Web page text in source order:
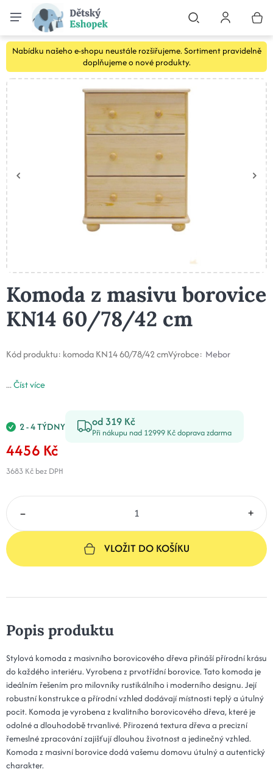
Nabídku našeho e-shopu neustále rozšiřujeme. Sortiment pravidelně
doplňujeme o nové produkty.
Komoda z masivu borovice
KN14 60/78/42 cm
Kód produktu: komoda KN14 60/78/42 cmVýrobce: Mebor
...Číst více
2 - 4 TÝDNY od 319 Kč
Při nákupu nad 12999 Kč doprava zdarma
4456 Kč
3683 Kč bez DPH
– +
VLOŽIT DO KOŠÍKU
Popis produktu
Stylová komoda z masivního borovicového dřeva přináší přírodní krásu
do každého interiéru. Vyrobena z prvotřídní borovice. Tato komoda je
ideálním řešením pro milovníky rustikálního i moderního designu. Její
robustní konstrukce a přírodní vzhled dodávají místnosti teplý a útulný
pocit. Komoda je vyrobena z kvalitního borovicového dřeva, které je
odolné a dlouhodobě trvanlivé. Přirozená textura dřeva a precizní
řemeslné zpracování zajišťují dlouhou životnost a jedinečný vzhled.
Komoda z masivní borovice dodá vašemu domovu útulný a autentický
charakter.